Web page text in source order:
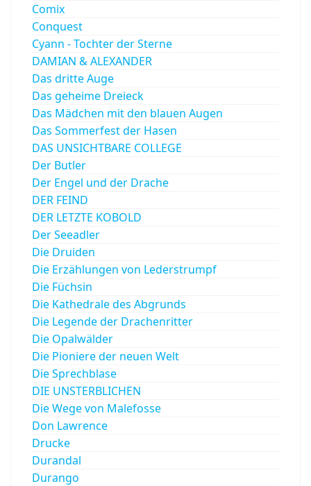
Comix
Conquest
Cyann - Tochter der Sterne
DAMIAN & ALEXANDER
Das dritte Auge
Das geheime Dreieck
Das Mädchen mit den blauen Augen
Das Sommerfest der Hasen
DAS UNSICHTBARE COLLEGE
Der Butler
Der Engel und der Drache
DER FEIND
DER LETZTE KOBOLD
Der Seeadler
Die Druiden
Die Erzählungen von Lederstrumpf
Die Füchsin
Die Kathedrale des Abgrunds
Die Legende der Drachenritter
Die Opalwälder
Die Pioniere der neuen Welt
Die Sprechblase
DIE UNSTERBLICHEN
Die Wege von Malefosse
Don Lawrence
Drucke
Durandal
Durango